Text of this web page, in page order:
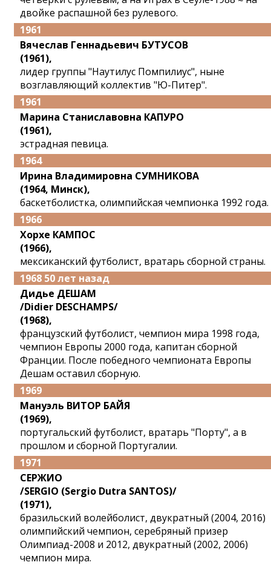
двойке распашной без рулевого.
1961
Вячеслав Геннадьевич БУТУСОВ
(1961),
лидер группы "Наутилус Помпилиус", ныне
возглавляющий коллектив "Ю-Питер".
1961
Марина Станиславовна КАПУРО
(1961),
эстрадная певица.
1964
Ирина Владимировна СУМНИКОВА
(1964, Минск),
баскетболистка, олимпийская чемпионка 1992 года.
1966
Хорхе КАМПОС
(1966),
мексиканский футболист, вратарь сборной страны.
1968 50 лет назад
Дидье ДЕШАМ
/Didier DESCHAMPS/
(1968),
французский футболист, чемпион мира 1998 года,
чемпион Европы 2000 года, капитан сборной
Франции. После победного чемпионата Европы
Дешам оставил сборную.
1969
Мануэль ВИТОР БАЙЯ
(1969),
португальский футболист, вратарь "Порту", а в
прошлом и сборной Португалии.
1971
СЕРЖИО
/SERGIO (Sergio Dutra SANTOS)/
(1971),
бразильский волейболист, двукратный (2004, 2016)
олимпийский чемпион, серебряный призер
Олимпиад-2008 и 2012, двукратный (2002, 2006)
чемпион мира.